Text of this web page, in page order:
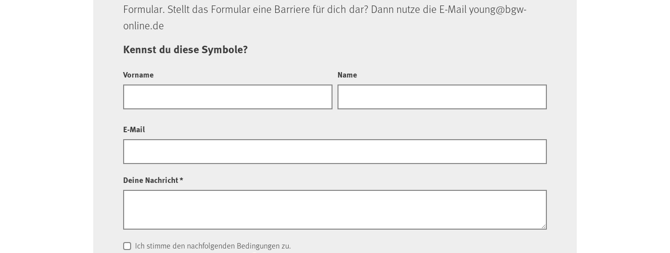
Formular. Stellt das Formular eine Barriere für dich dar? Dann nutze die E-Mail young@bgw-
online.de
Kennst du diese Symbole?
Vorname Name
E-Mail
Deine Nachricht*
Ich stimme den nachfolgenden Bedingungen zu.